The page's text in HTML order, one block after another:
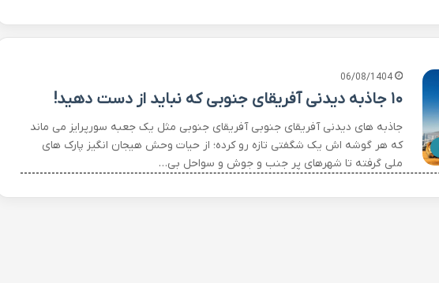
06/08/1404
۱۰ جاذبه دیدنی آفریقای جنوبی که نباید از دست دهید!
جاذبه های دیدنی آفریقای جنوبی آفریقای جنوبی مثل یک جعبه سورپرایز می ماند
که هر گوشه اش یک شگفتی تازه رو کرده؛ از حیات وحش هیجان انگیز پارک های
ملی گرفته تا شهرهای پر جنب و جوش و سواحل بی…